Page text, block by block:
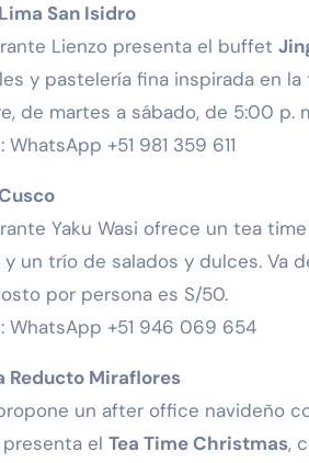
San Isidro
Lienzo presenta el buffet
y pastelería fina inspirada en
de martes a sábado, de 5:00 p.
WhatsApp +51 981 359 611
Yaku Wasi ofrece un tea
un trío de salados y dulces. Va
por persona es S/50.
WhatsApp +51 946 069 654
Reducto Miraflores
un after office navideño
el Tea Time Christmas,